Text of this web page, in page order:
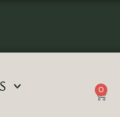
0
Panier